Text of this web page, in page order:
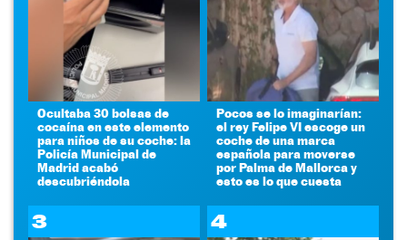
Ocultaba 30 bolsas de
cocaína en este elemento
para niños de su coche: la
Policía Municipal de
Madrid acabó
descubriéndola
Pocos se lo imaginarían:
el rey Felipe VI escoge un
coche de una marca
española para moverse
por Palma de Mallorca y
esto es lo que cuesta
3 4